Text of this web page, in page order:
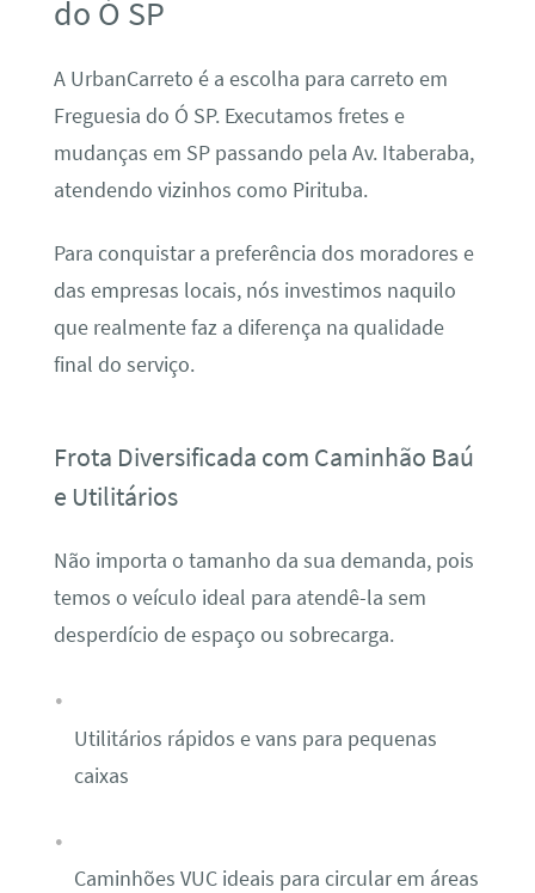
do Ó SP
A UrbanCarreto é a escolha para carreto em
Freguesia do Ó SP. Executamos fretes e
mudanças em SP passando pela Av. Itaberaba,
atendendo vizinhos como Pirituba.
Para conquistar a preferência dos moradores e
das empresas locais, nós investimos naquilo
que realmente faz a diferença na qualidade
final do serviço.
Frota Diversificada com Caminhão Baú
e Utilitários
Não importa o tamanho da sua demanda, pois
temos o veículo ideal para atendê-la sem
desperdício de espaço ou sobrecarga.
Utilitários rápidos e vans para pequenas
caixas
Caminhões VUC ideais para circular em áreas